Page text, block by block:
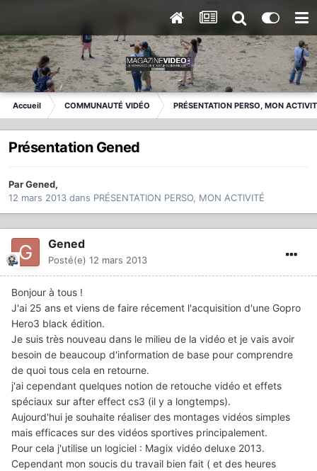
Accueil COMMUNAUTÉ VIDÉO PRÉSENTATION PERSO, MON
Présentation Gened
ParGened,
12 mars 2013 dans PRÉSENTATION PERSO, MON ACTIVITÉ
Gened
Posté(e) 12 mars 2013
Bonjour à tous !
J'ai 25 ans et viens de faire récement l'acquisition d'une Gopro
Hero3 black édition.
Je suis très nouveau dans le milieu de la vidéo et je vais avoir
besoin de beaucoup d'information de base pour comprendre
de quoi tous cela en retourne.
j'ai cependant quelques notion de retouche vidéo et effets
spéciaux sur after effect cs3 (il y a longtemps).
Aujourd'hui je souhaite réaliser des montages vidéos simples
mais efficaces sur des vidéos sportives principalement.
Pour cela j'utilise un logiciel : Magix vidéo deluxe 2013.
Cependant mon soucis du travail bien fait ( et des heures